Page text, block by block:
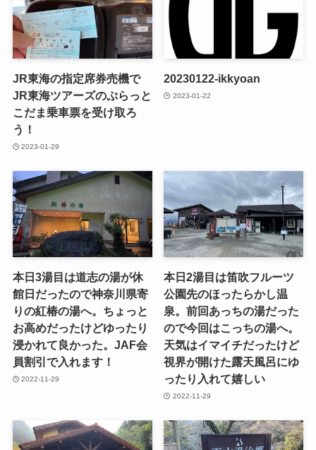
JR東海の指定席券売機で
JR東海ツアーズのぷらっと
こだま乗車票を受け取ろ
う！
2023-01-29
20230122-ikkyoan
2023-01-22
本日3湯目は道志の湯が休
館日だったので神奈川県寄
りの紅椿の湯へ。ちょっと
お高めだったけどゆったり
浸かれて良かった。JAF会
員割引で入れます！
2022-11-29
本日2湯目は笛吹フルーツ
公園先のほったらかし温
泉。前回あっちの湯だった
ので今回はこっちの湯へ。
天気はイマイチだったけど
視界が開けた露天風呂にゆ
ったり入れて嬉しい
2022-11-29